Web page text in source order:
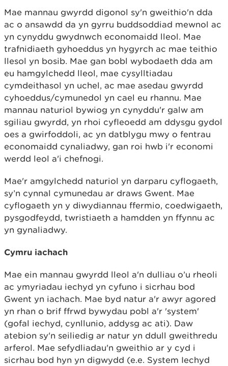
Mae mannau gwyrdd digonol sy'n gweithio'n dda
ac o ansawdd da yn gyrru buddsoddiad mewnol ac
yn cynyddu gwydnwch economaidd lleol. Mae
trafnidiaeth gyhoeddus yn hygyrch ac mae teithio
llesol yn bosib. Mae gan bobl wybodaeth dda am
eu hamgylchedd lleol, mae cysylltiadau
cymdeithasol yn uchel, ac mae asedau gwyrdd
cyhoeddus/cymunedol yn cael eu rhannu. Mae
mannau naturiol bywiog yn cynyddu'r galw am
sgiliau gwyrdd, yn rhoi cyfleoedd am ddysgu gydol
oes a gwirfoddoli, ac yn datblygu mwy o fentrau
economaidd cynaliadwy, gan roi hwb i'r economi
werdd leol a'i chefnogi.
Mae'r amgylchedd naturiol yn darparu cyflogaeth,
sy’n cynnal cymunedau ar draws Gwent. Mae
cyflogaeth yn y diwydiannau ffermio, coedwigaeth,
pysgodfeydd, twristiaeth a hamdden yn ffynnu ac
yn gynaliadwy.
Cymru iachach
Mae ein mannau gwyrdd lleol a'n dulliau o’u rheoli
ac ymyriadau iechyd yn cyfuno i sicrhau bod
Gwent yn iachach. Mae byd natur a'r awyr agored
yn rhan o brif ffrwd bywydau pobl a'r 'system'
(gofal iechyd, cynllunio, addysg ac ati). Daw
atebion sy'n seiliedig ar natur yn ddull gweithredu
arferol. Mae sefydliadau'n gweithio ar y cyd i
sicrhau bod hyn yn digwydd (e.e. System Iechyd